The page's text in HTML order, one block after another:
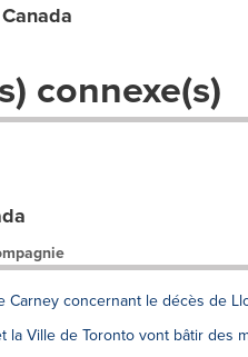
connexe(s)
Carney concernant le décès de
la Ville de Toronto vont bâtir des